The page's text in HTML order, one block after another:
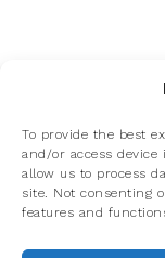
To provide the best
and/or access
allow us to process
site. Not consenting
features and